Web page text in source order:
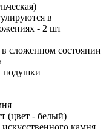
в
- 2 шт
в сложенном состоянии
подушки
(цвет - белый)
камня